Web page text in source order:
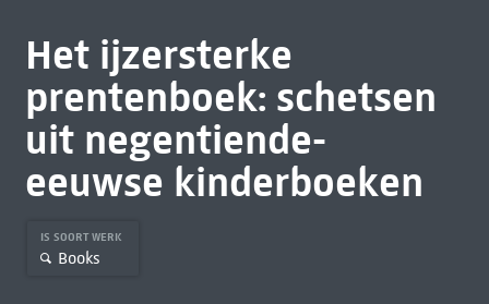
Het ijzersterke
prentenboek: schetsen
uit negentiende-
eeuwse kinderboeken
IS SOORT WERK
Books